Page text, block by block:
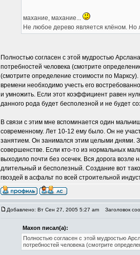
махание, махание...
Не любое дерево является клёном. Но
Полностью согласен с этой мудростью
потребностей человека (смотрите
(смотрите определение стоимости по
времени необходимо учесть его
и умножить. Если этот коэффициент равен
данного рода будет бесполезной и не будет
В связи с этим мне вспоминается один
современному. Лет 10-12 ему было. Он не
занятием. Он занимался этим целыми днями.
совершенстве. Если кто-то из нормальных
выходило почти без осечек. Вся дорога
длительный и бесполезный. Создание вот
гвоздей в асфальт по всей строительной
Добавлено: Вт Сен 27, 2005 5:27 am Заголовок
Maxon писал(а):
Полностью согласен с этой мудростью
потребностей человека (смотрите